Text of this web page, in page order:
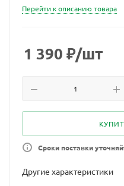
Перейти к описанию товара
1 390 ₽/шт
Сроки поставки
Другие характеристики